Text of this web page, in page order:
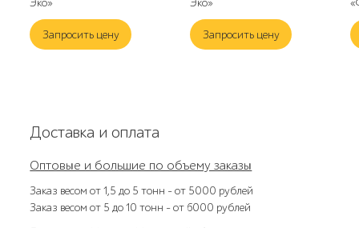
Эко»
Запросить цену
Эко»
Запросить цену
Доставка и оплата
Оптовые и большие по объему заказы
Заказ весом от 1,5 до 5 тонн – от 5000 рублей
Заказ весом от 5 до 10 тонн – от 6000 рублей